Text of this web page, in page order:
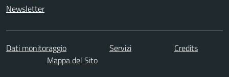
Newsletter
Dati monitoraggio Servizi
Credits
Mappa del Sito